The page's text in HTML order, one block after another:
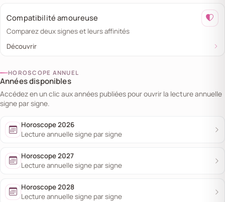
Compatibilité amoureuse
Comparez deux signes et leurs affinités
Découvrir
HOROSCOPE ANNUEL
Années disponibles
Accédez en un clic aux années publiées pour ouvrir la lecture annuelle
signe par signe.
Horoscope 2026
Lecture annuelle signe par signe
Horoscope 2027
Lecture annuelle signe par signe
Horoscope 2028
Lecture annuelle signe par signe